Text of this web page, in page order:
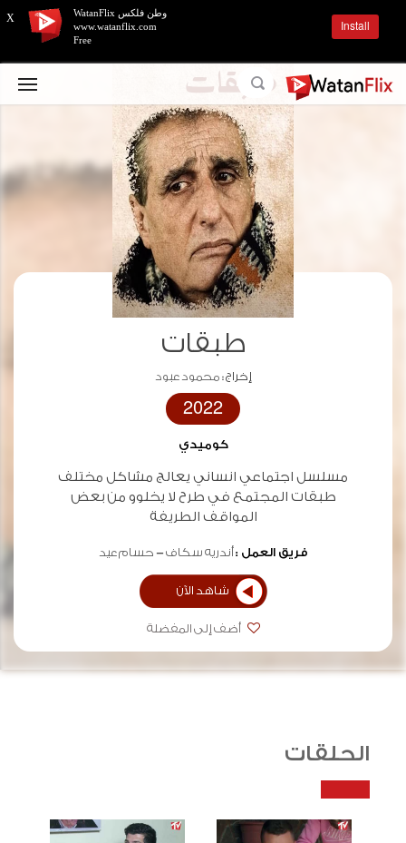
طبقات
إخراج :محمود عبود
2022
كوميدي
مسلسل اجتماعي انساني يعالج مشاكل مختلف
طبقات المجتمع في طرح لا يخلوو من بعض
المواقف الطريفة
فريق العمل :أندريه سكاف حسام عيد
شاهد الآن
أضف إلى المفضلة
الحلقات
X
وطن فلكس WatanFlix
www.watanflix.com
Free
Install